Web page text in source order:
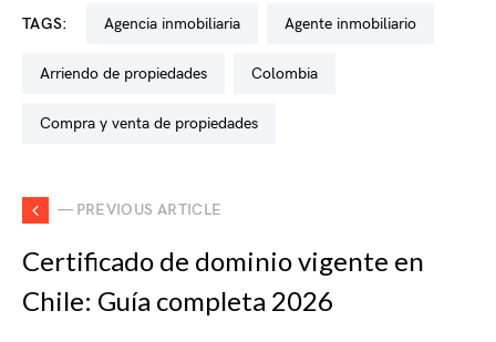
TAGS: agencia inmobiliaria agente inmobiliario
arriendo de propiedades colombia
compra y venta de propiedades
— PREVIOUS ARTICLE
Certificado de dominio vigente en
Chile: Guía completa 2026